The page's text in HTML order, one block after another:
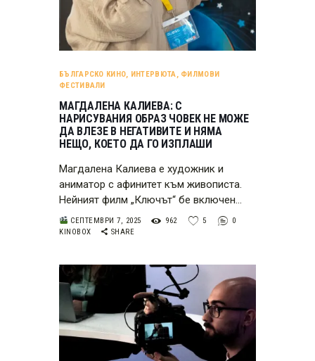
БЪЛГАРСКО КИНО, ИНТЕРВЮТА, ФИЛМОВИ
ФЕСТИВАЛИ
МАГДАЛЕНА КАЛИЕВА: С
НАРИСУВАНИЯ ОБРАЗ ЧОВЕК НЕ МОЖЕ
ДА ВЛЕЗЕ В НЕГАТИВИТЕ И НЯМА
НЕЩО, КОЕТО ДА ГО ИЗПЛАШИ
Магдалена Калиева е художник и
аниматор с афинитет към живописта.
Нейният филм „Ключът“ бе включен…
СЕПТЕМВРИ 7, 2025 962 5
0
KINOBOX
SHARE